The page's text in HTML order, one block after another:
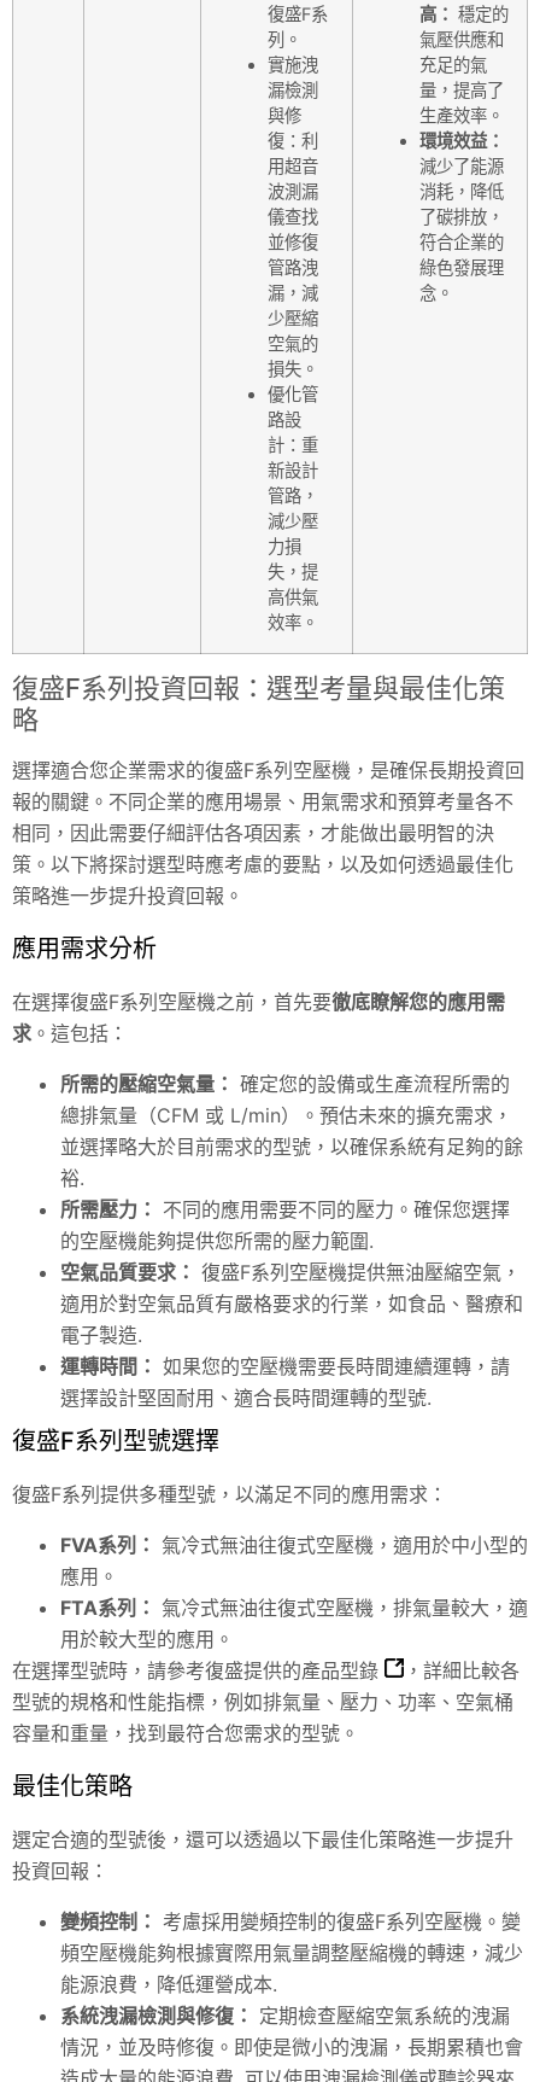
復盛F系
列。
實施洩
漏檢測
與修
復：利
用超音
波測漏
儀查找
並修復
管路洩
漏，減
少壓縮
空氣的
損失。
優化管
路設
計：重
新設計
管路，
減少壓
力損
失，提
高供氣
效率。
高： 穩定的
氣壓供應和
充足的氣
量，提高了
生產效率。
環境效益：
減少了能源
消耗，降低
了碳排放，
符合企業的
綠色發展理
念。
復盛F系列投資回報：選型考量與最佳化策
略
選擇適合您企業需求的復盛F系列空壓機，是確保長期投資回
報的關鍵。不同企業的應用場景、用氣需求和預算考量各不
相同，因此需要仔細評估各項因素，才能做出最明智的決
策。以下將探討選型時應考慮的要點，以及如何透過最佳化
策略進一步提升投資回報。
應用需求分析
在選擇復盛F系列空壓機之前，首先要徹底瞭解您的應用需
求 。這包括：
所需的壓縮空氣量： 確定您的設備或生產流程所需的
總排氣量（CFM 或 L/min）。預估未來的擴充需求，
並選擇略大於目前需求的型號，以確保系統有足夠的餘
裕.
所需壓力： 不同的應用需要不同的壓力。確保您選擇
的空壓機能夠提供您所需的壓力範圍.
空氣品質要求： 復盛F系列空壓機提供無油壓縮空氣，
適用於對空氣品質有嚴格要求的行業，如食品、醫療和
電子製造.
運轉時間： 如果您的空壓機需要長時間連續運轉，請
選擇設計堅固耐用、適合長時間運轉的型號.
復盛F系列型號選擇
復盛F系列提供多種型號，以滿足不同的應用需求：
FVA系列： 氣冷式無油往復式空壓機，適用於中小型的
應用。
FTA系列： 氣冷式無油往復式空壓機，排氣量較大，適
用於較大型的應用。
在選擇型號時，請參考復盛提供的產品型錄
，詳細比較各
型號的規格和性能指標，例如排氣量、壓力、功率、空氣桶
容量和重量，找到最符合您需求的型號。
最佳化策略
選定合適的型號後，還可以透過以下最佳化策略進一步提升
投資回報：
變頻控制： 考慮採用變頻控制的復盛F系列空壓機。變
頻空壓機能夠根據實際用氣量調整壓縮機的轉速，減少
能源浪費，降低運營成本.
系統洩漏檢測與修復： 定期檢查壓縮空氣系統的洩漏
情況，並及時修復。即使是微小的洩漏，長期累積也會